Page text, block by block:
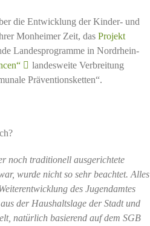
die Entwicklung der Kinder- und
Monheimer Zeit, das Projekt
Landesprogramme in Nordrhein-
landesweite Verbreitung
Präventionsketten“.
noch traditionell ausgerichtete
wurde nicht so sehr beachtet. Alles
des Jugendamtes
der Haushaltslage der Stadt und
natürlich basierend auf dem SGB